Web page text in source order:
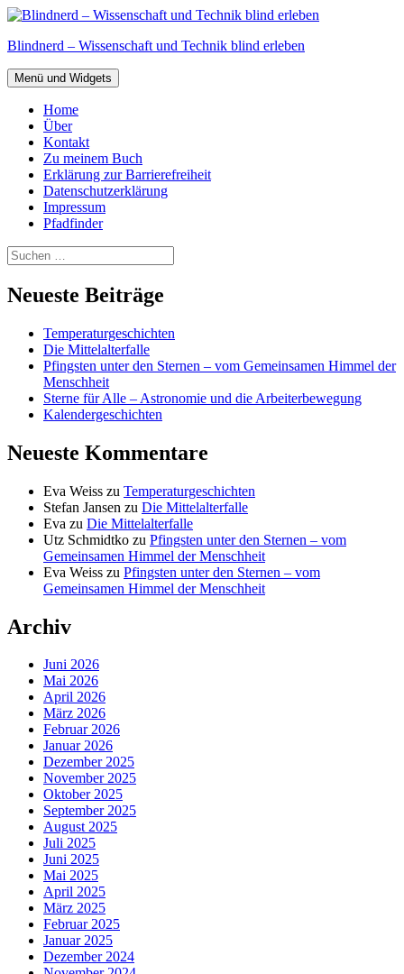
Zum
springen
Blindnerd – Wissenschaft und Technik blind erleben
Menü und Widgets
Home
Über
Kontakt
Zu meinem Buch
Erklärung zur Barrierefreiheit
Datenschutzerklärung
Impressum
Pfadfinder
Suchen
nach:
Neueste Beiträge
Temperaturgeschichten
Die Mittelalterfalle
Pfingsten unter den Sternen – vom Gemeinsamen Himmel der
Menschheit
Sterne für Alle – Astronomie und die Arbeiterbewegung
Kalendergeschichten
Neueste Kommentare
Eva Weiss zu Temperaturgeschichten
Stefan Jansen zu Die Mittelalterfalle
Eva zu Die Mittelalterfalle
Utz Schmidtko zu Pfingsten unter den Sternen – vom
Gemeinsamen Himmel der Menschheit
Eva Weiss zu Pfingsten unter den Sternen – vom
Gemeinsamen Himmel der Menschheit
Archiv
Juni 2026
Mai 2026
April 2026
März 2026
Februar 2026
Januar 2026
Dezember 2025
November 2025
Oktober 2025
September 2025
August 2025
Juli 2025
Juni 2025
Mai 2025
April 2025
März 2025
Februar 2025
Januar 2025
Dezember 2024